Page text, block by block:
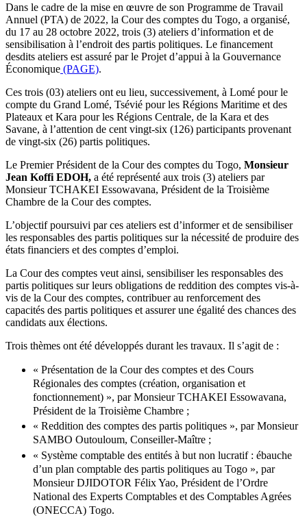
Dans le cadre de la mise en œuvre de son Programme de Travail
Annuel (PTA) de 2022, la Cour des comptes du Togo, a organisé,
du 17 au 28 octobre 2022, trois (3) ateliers d’information et de
sensibilisation à l’endroit des partis politiques. Le financement
desdits ateliers est assuré par le Projet d’appui à la Gouvernance
Économique (PAGE).
Ces trois (03) ateliers ont eu lieu, successivement, à Lomé pour le
compte du Grand Lomé, Tsévié pour les Régions Maritime et des
Plateaux et Kara pour les Régions Centrale, de la Kara et des
Savane, à l’attention de cent vingt-six (126) participants provenant
de vingt-six (26) partis politiques.
Le Premier Président de la Cour des comptes du Togo, Monsieur
Jean Koffi EDOH, a été représenté aux trois (3) ateliers par
Monsieur TCHAKEI Essowavana, Président de la Troisième
Chambre de la Cour des comptes.
L’objectif poursuivi par ces ateliers est d’informer et de sensibiliser
les responsables des partis politiques sur la nécessité de produire des
états financiers et des comptes d’emploi.
La Cour des comptes veut ainsi, sensibiliser les responsables des
partis politiques sur leurs obligations de reddition des comptes vis-à-
vis de la Cour des comptes, contribuer au renforcement des
capacités des partis politiques et assurer une égalité des chances des
candidats aux élections.
Trois thèmes ont été développés durant les travaux. Il s’agit de :
« Présentation de la Cour des comptes et des Cours
Régionales des comptes (création, organisation et
fonctionnement) », par Monsieur TCHAKEI Essowavana,
Président de la Troisième Chambre ;
« Reddition des comptes des partis politiques », par Monsieur
SAMBO Outouloum, Conseiller-Maître ;
« Système comptable des entités à but non lucratif : ébauche
d’un plan comptable des partis politiques au Togo », par
Monsieur DJIDOTOR Félix Yao, Président de l’Ordre
National des Experts Comptables et des Comptables Agrées
(ONECCA) Togo.